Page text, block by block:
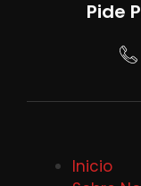
Pide
Inicio